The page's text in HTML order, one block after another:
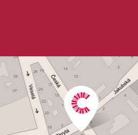
/Barber, Samuel/Ain't Misbehavin'
G String /Bach, Johann
Is Dream /Bryant,
(American Beauty)Can't Help